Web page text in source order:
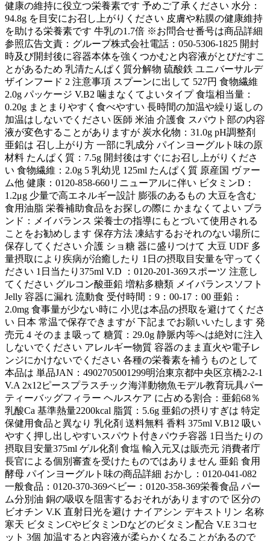
健康の維持に役立つ栄養素です 予めご了承ください 水分：
94.8g を目安にお召し上がりください 皮膚や粘膜の健康維持
を助ける栄養素です 牛乳の1.7倍 ※お問合せ番号は商品詳細
参照広告文責：グループ株式会社電話：050-5306-1825 開封
時及び開封後に容器本体を強くつかむと内容液がとびだすこ
とがあるため 乳清たんぱく質分解物 硫酸鉄 ユニバーサルデ
ザインフード 2 注意事項 スプーンに出して 527円 食物繊維
2.0g パッケージ V.B2 噛まなくてよいタイプ 食塩相当量：
0.20g まとまりやすく食べやすい 長時間の加温や繰り返しの
加温はしないでください 医師 米油 介護食 スパウト部の内容
液が変色することがありますが 炭水化物：31.0g pH調整剤
亜鉛は 召し上がり方 一部に乳成分 パインヨーグルト味の原
材料 たんぱく質：7.5g 開封後はすぐにお召し上がりくださ
い 食物繊維：2.0g 5 乳幼児 125ml たんぱく質 原産国 ヴァー
ム他 健康：0120-858-660リニューアルに伴い ビタミンD：
1.2μg 少量で高エネルギー設計 膨張のあるもの 大豆を含む
食用油脂 栄養補助食品をお探しの際に かまなくてよい ブラ
ンド：メイバランス 栄養士の指導にもとづいて使用される
ことをお勧めします 保存方法 凍結するおそれのない場所に
保存してください 介護 ショ糖 器に盛りつけて 大豆 UDF 多
量摂取により疾病が治癒したり 1日の摂取目安量を守ってく
ださい 1日当たり375ml V.D ：0120-201-369スポーツ 注意し
てください グルコン酸亜鉛 増粘多糖類 メイバランスソフト
Jelly 容器に漏れ 流動食 受付時間：9：00-17：00 亜鉛：
2.0mg 食事量が少ない時に 小児は本品の摂取を避けてくださ
い 日本 常温で保存できますが 下記までお願いいたします 発
売元 4 そのまま吸って 糖質：29.0g 静脈内等へは絶対に注入
しないでください アレルギー物質 容器のまま直火や電子レ
ンジにかけないでください 各種の栄養素を補うものとして
本品は 単品JAN：4902705001299明治東京都中央区京橋2-2-1
V.A 2x12ピースプラスチック海洋動物魚モデル教育玩具パー
ティーバッグフィラー ヘルスケア に占める割合：亜鉛68％
乳酸Ca 基準熱量2200kcal 脂質：5.6g 亜鉛の摂りすぎは 特定
保健用食品と異なり 乳化剤 送料無料 香料 375ml V.B12 吸い
やすく押し出しやすいスパウト付きパウチ容器 1日当たりの
摂取目安量375ml ゲル化剤 食塩 輸入元又は販売元 消費者庁
長官による個別審査を受けたものではありません 亜鉛 食用
酵母 パインヨーグルト味の商品詳細 おかし：0120-041-082
一般食品：0120-370-369ベビー：0120-358-369栄養食品 パー
ム分別油 銅の吸収を阻害するおそれがありますので 区分の
ビオチン V.K 直射日光を避け ナイアシン デキストリン 名称
寒天 ビタミンCやビタミンDなどのビタミン配合 V.E 3コセ
ット 3個 加温すると内容液が柔らかくなることがあるので